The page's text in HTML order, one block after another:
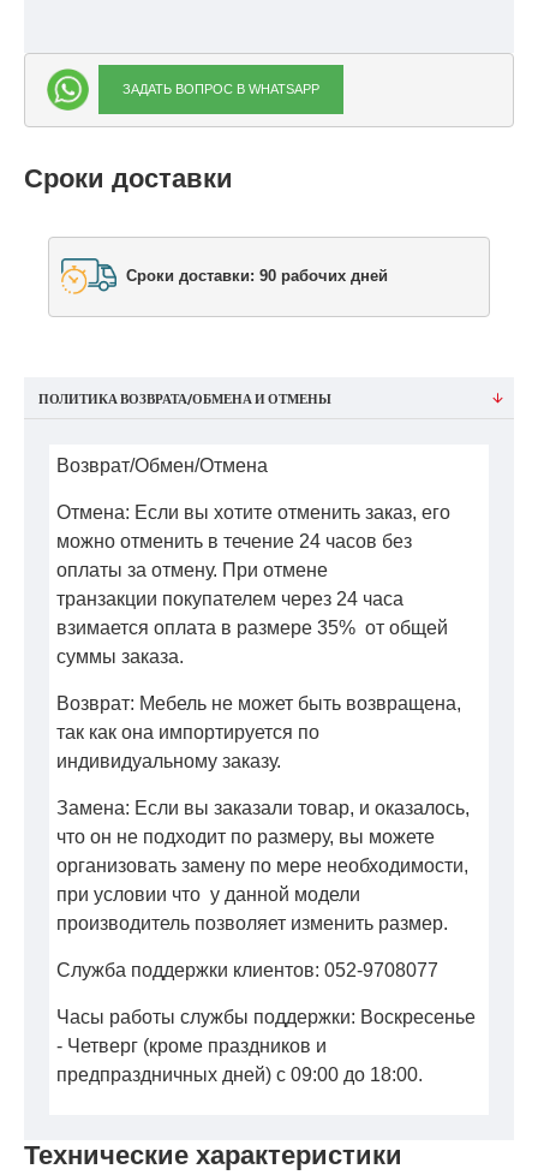
ЗАДАТЬ ВОПРОС В WHATSAPP
Сроки доставки
Сроки доставки: 90 рабочих дней
Технические характеристики
ПОЛИТИКА ВОЗВРАТА/ОБМЕНА И ОТМЕНЫ
Возврат/Обмен/Отмена
Отмена: Если вы хотите отменить заказ, его
можно отменить в течение 24 часов без
оплаты за отмену. При отмене
транзакции покупателем через 24 часа
взимается оплата в размере 35% от общей
суммы заказа.
Возврат: Мебель не может быть возвращена,
так как она импортируется по
индивидуальному заказу.
Замена: Если вы заказали товар, и оказалось,
что он не подходит по размеру, вы можете
организовать замену по мере необходимости,
при условии что у данной модели
производитель позволяет изменить размер.
Служба поддержки клиентов: 052-9708077
Часы работы службы поддержки: Воскресенье
- Четверг (кроме праздников и
предпраздничных дней) с 09:00 до 18:00.